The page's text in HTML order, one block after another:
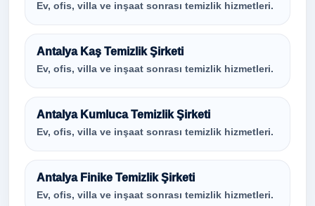
Ev, ofis, villa ve inşaat sonrası temizlik hizmetleri.
Antalya Kaş Temizlik Şirketi
Ev, ofis, villa ve inşaat sonrası temizlik hizmetleri.
Antalya Kumluca Temizlik Şirketi
Ev, ofis, villa ve inşaat sonrası temizlik hizmetleri.
Antalya Finike Temizlik Şirketi
Ev, ofis, villa ve inşaat sonrası temizlik hizmetleri.